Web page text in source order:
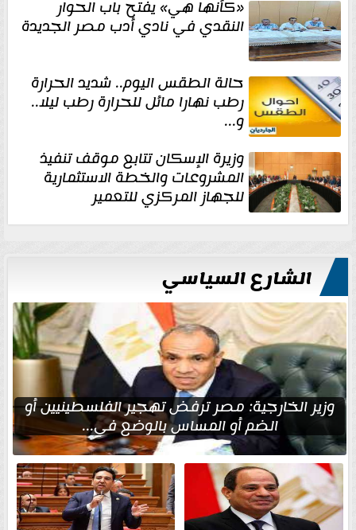
«كأنها هي» يفتح باب الحوار
النقدي في نادي أدب مصر الجديدة
حالة الطقس اليوم.. شديد الحرارة
رطب نهارا مائل للحرارة رطب ليلا..
و...
وزيرة الإسكان تتابع موقف تنفيذ
المشروعات والخطة الاستثمارية
للجهاز المركزي للتعمير
الشارع السياسي
وزير الخارجية: مصر ترفض تهجير الفلسطينيين أو
الضم أو المساس بالوضع في...